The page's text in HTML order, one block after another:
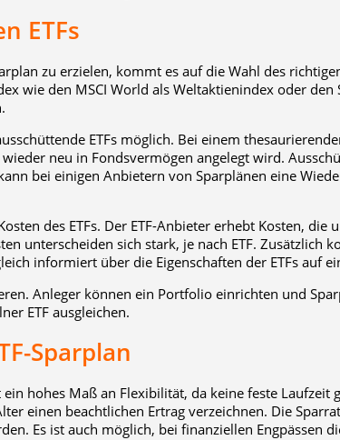
ETFs
zu erzielen, kommt es auf die Wahl des
wie den MSCI World als Weltaktienindex oder
ETFs möglich. Bei einem
neu in Fondsvermögen angelegt wird.
bei einigen Anbietern von Sparplänen eine
des ETFs. Der ETF-Anbieter erhebt Kosten, die
unterscheiden sich stark, je nach ETF. Zusätzlich
informiert über die Eigenschaften der ETFs auf
Anleger können ein Portfolio einrichten und
ETF ausgleichen.
Sparplan
ein hohes Maß an Flexibilität, da keine feste Laufzeit
einen beachtlichen Ertrag verzeichnen. Die
Es ist auch möglich, bei finanziellen Engpässen